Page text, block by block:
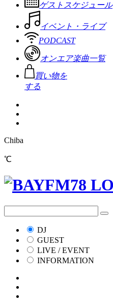
ゲストスケジュール
イベント・ライブ
PODCAST
オンエア楽曲一覧
買い物を
する
Chiba
℃
DJ
GUEST
LIVE / EVENT
INFORMATION